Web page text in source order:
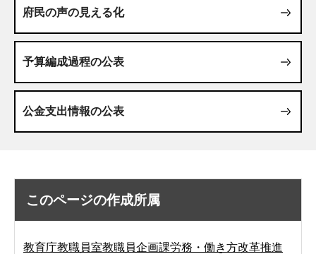
府民の声の見える化
予算編成過程の公表
公金支出情報の公表
このページの作成所属
教育庁教職員室教職員企画課労務・働き方改革推進